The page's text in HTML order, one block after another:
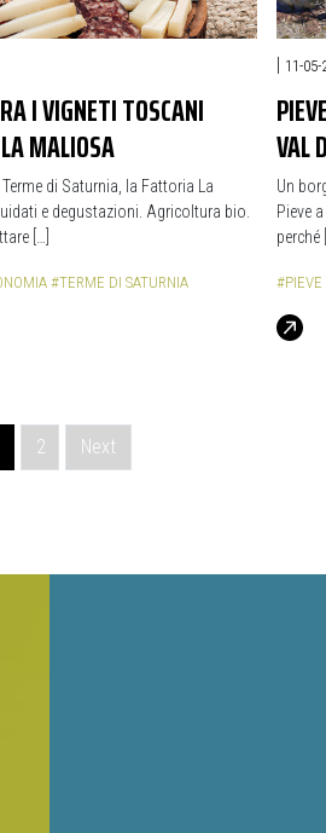
I VIGNETI TOSCANI
MALIOSA
di Saturnia, la Fattoria La
e degustazioni. Agricoltura bio.
[…]
#TERME DI SATURNIA
| 11-05-
VAL
Un
Pieve
perché
#PIEVE
2 Next